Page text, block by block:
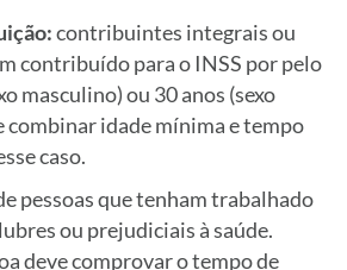
contribuintes integrais ou
contribuído para o INSS por pelo
masculino) ou 30 anos (sexo
combinar idade mínima e tempo
caso.
pessoas que tenham trabalhado
ou prejudiciais à saúde.
deve comprovar o tempo de